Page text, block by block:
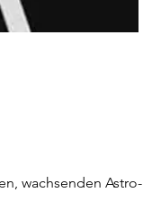
wachsenden Astro-